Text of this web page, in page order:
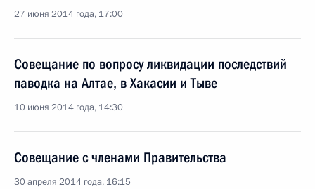
27 июня 2014 года, 17:00
Совещание по вопросу ликвидации последствий
паводка на Алтае, в Хакасии и Тыве
10 июня 2014 года, 14:30
Совещание с членами Правительства
30 апреля 2014 года, 16:15